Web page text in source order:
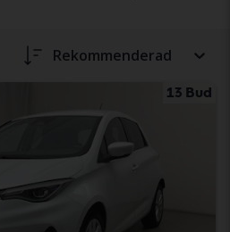
Rekommenderad
13 Bud